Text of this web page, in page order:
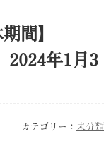
間】
年1月3
カテゴリー： 未分類